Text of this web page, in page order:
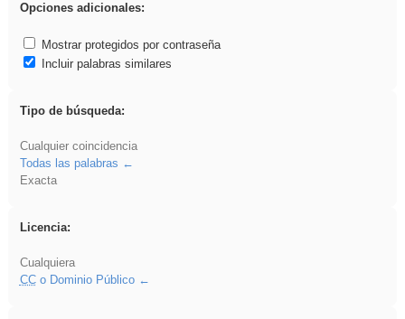
Opciones adicionales:
Mostrar protegidos por contraseña
Incluir palabras similares
Tipo de búsqueda:
Cualquier coincidencia
Todas las palabras
Exacta
Licencia:
Cualquiera
CCo Dominio Público